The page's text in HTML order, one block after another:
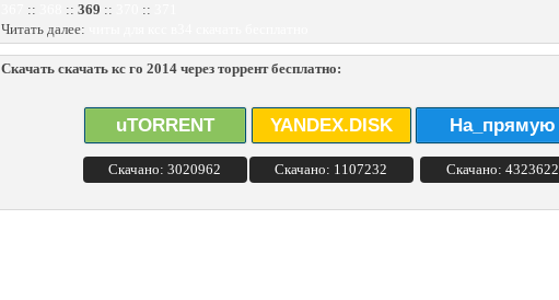
:: :: 369 :: ::
Читать далее:
Скачать скачать кс го 2014 через торрент бесплатно:
uTORRENT
Скачано: 3020962
YANDEX.DISK
Скачано: 1107232
На_прямую
Скачано: 4323622